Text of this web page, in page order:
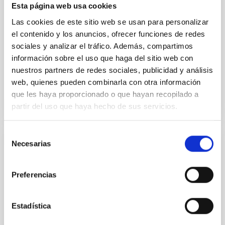
Esta página web usa cookies
Las cookies de este sitio web se usan para personalizar
el contenido y los anuncios, ofrecer funciones de redes
sociales y analizar el tráfico. Además, compartimos
información sobre el uso que haga del sitio web con
nuestros partners de redes sociales, publicidad y análisis
web, quienes pueden combinarla con otra información
que les haya proporcionado o que hayan recopilado a
partir del uso que haya hecho de sus servicios.
Necesarias
Preferencias
Estadística
with respect to the larger-scale magnetic
Yin, Sean et al.
Fecha de publicación:
5 2026
BIBCODE 2026APJ..1003...83Y
NÚMERO DE CITAS 0
CON ÁRBITRO
galaxies at 1.2 ≲ z ≲ 2.2: Age, Fe-, and
SUSPENSE